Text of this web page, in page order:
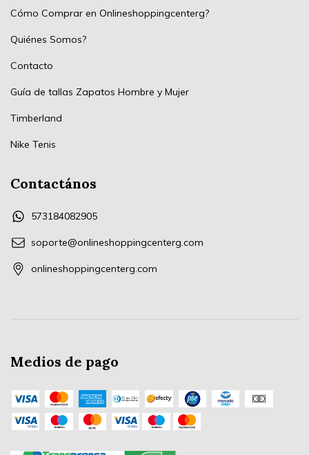
Cómo Comprar en Onlineshoppingcenterg?
Quiénes Somos?
Contacto
Guía de tallas Zapatos Hombre y Mujer
Timberland
Nike Tenis
Contactános
573184082905
soporte@onlineshoppingcenterg.com
onlineshoppingcenterg.com
Medios de pago